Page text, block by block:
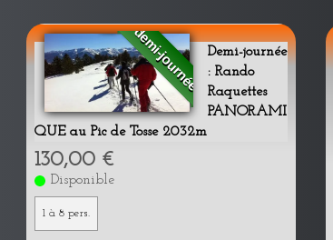
demi-journée Demi-journée
: Rando
Raquettes
PANORAMI
QUE au Pic de Tosse 2032m
130,00 €
Disponible
1 à 8 pers.